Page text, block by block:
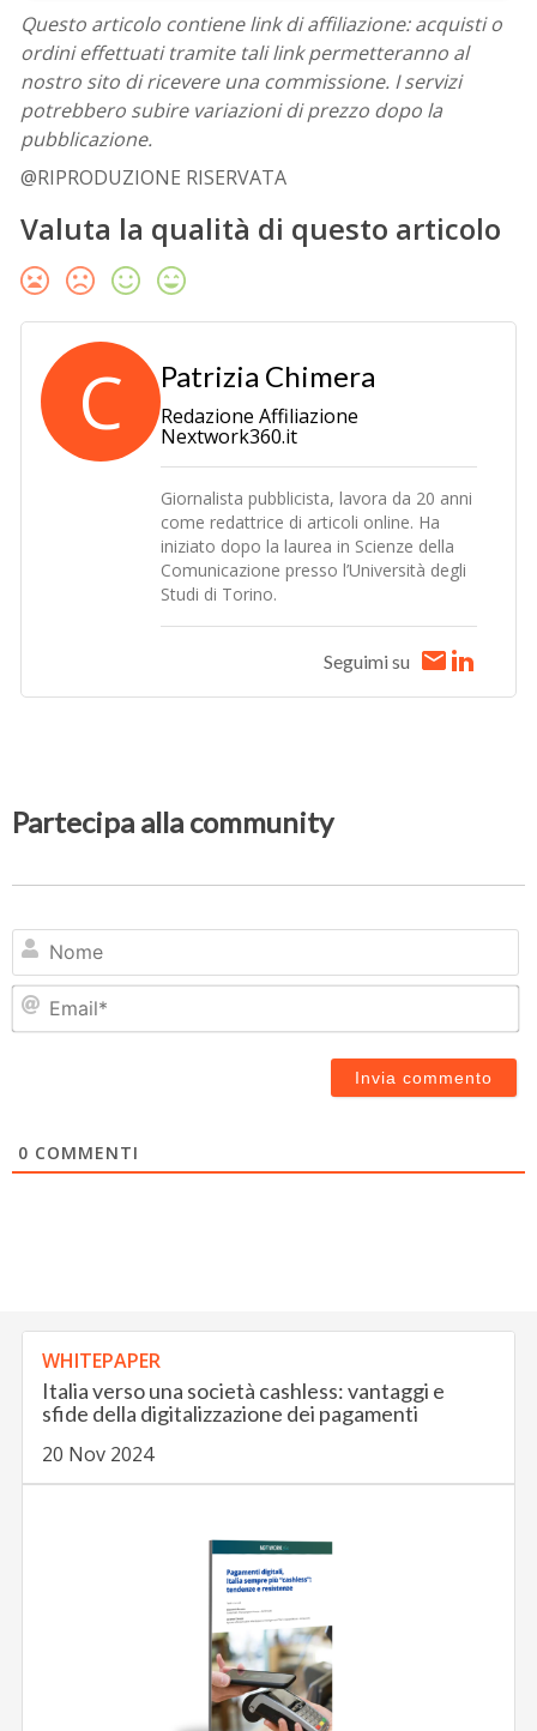
Questo articolo contiene link di affiliazione: acquisti o
ordini effettuati tramite tali link permetteranno al
nostro sito di ricevere una commissione. I servizi
potrebbero subire variazioni di prezzo dopo la
pubblicazione.
@RIPRODUZIONE RISERVATA
Valuta la qualità di questo articolo
C Patrizia Chimera
Redazione Affiliazione
Nextwork360.it
Giornalista pubblicista, lavora da 20 anni
come redattrice di articoli online. Ha
iniziato dopo la laurea in Scienze della
Comunicazione presso l’Università degli
Studi di Torino.
Seguimi su
Partecipa alla community
0 COMMENTI
WHITEPAPER
Italia verso una società cashless: vantaggi e
sfide della digitalizzazione dei pagamenti
20 Nov 2024